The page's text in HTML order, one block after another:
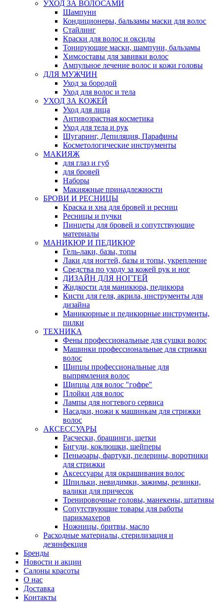
УХОД ЗА ВОЛОСАМИ
Шампуни
Кондиционеры, бальзамы маски для волос
Стайлинг
Краски для волос и оксиды
Тонирующие маски, шампуни, бальзамы
Химсоставы для завивки волос
Ампульное лечение волос и кожи головы
ДЛЯ МУЖЧИН
Уход за бородой
Уход для волос и тела
УХОД ЗА КОЖЕЙ
Уход для лица
Антивозрастная косметика
Уход для тела и рук
Шугаринг, Депиляция, Парафины
Косметологические инструменты
МАКИЯЖ
для глаз и губ
для бровей
Наборы
Макияжные принадлежности
БРОВИ И РЕСНИЦЫ
Краска и хна для бровей и ресниц
Ресницы и пучки
Пинцеты для бровей и сопутствующие
материалы
МАНИКЮР И ПЕДИКЮР
Гель-лаки, базы, топы
Лаки для ногтей, базы и топы, укрепление
Средства по уходу за кожей рук и ног
ДИЗАЙН ДЛЯ НОГТЕЙ
Жидкости для маникюра, педикюра
Кисти для геля, акрила, инструменты для
дизайна
Маникюрные и педикюрные инструменты,
пилки
ТЕХНИКА
Фены профессиональные для сушки волос
Машинки профессиональные для стрижки
волос
Щипцы профессиональные для
выпрямления волос
Щипцы для волос "гофре"
Плойки для волос
Лампы для ногтевого сервиса
Насадки, ножи к машинкам для стрижки
волос
АКСЕССУАРЫ
Расчески, брашинги, щетки
Бигуди, коклюшки, шейперы
Пеньюары, фартуки, пелерины, воротники
для стрижки
Аксессуары для окрашивания волос
Шпильки, невидимки, зажимы, резинки,
валики для причесок
Тренировочные головы, манекены, штативы
Сопутствующие товары для работы
парикмахеров
Ножницы, бритвы, масло
Расходные материалы, стерилизация и
дезинфекция
Бренды
Новости и акции
Салоны красоты
О нас
Доставка
Контакты